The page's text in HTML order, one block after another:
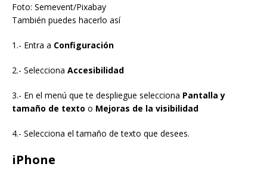
Foto: Semevent/Pixabay
También puedes hacerlo así
1.- Entra a Configuración
2.- Selecciona Accesibilidad
3.- En el menú que te despliegue selecciona Pantalla y
tamaño de texto o Mejoras de la visibilidad
4.- Selecciona el tamaño de texto que desees.
iPhone